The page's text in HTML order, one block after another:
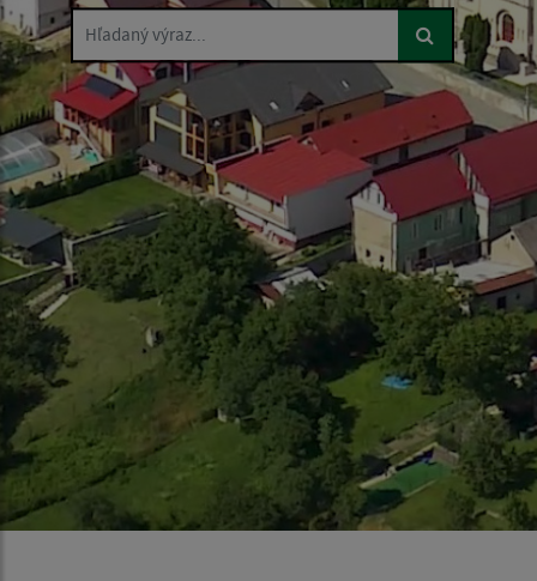
Hľadaný výraz...